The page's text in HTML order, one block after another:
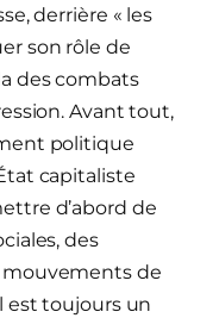
derrière « les
son rôle de
des combats
Avant tout,
politique
capitaliste
d’abord de
des
de
est toujours un